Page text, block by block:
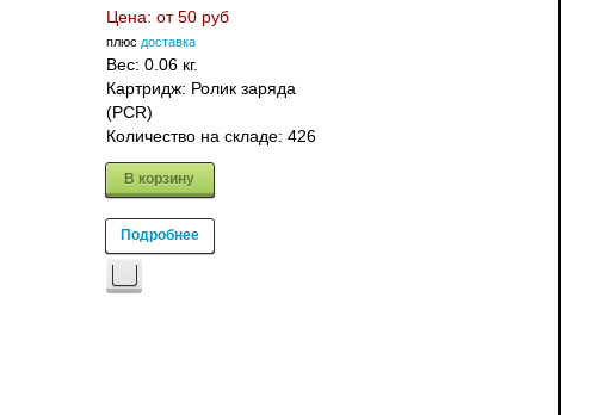
Цена: от 50 руб
плюс доставка
Вес: 0.06 кг.
Картридж: Ролик заряда
(PCR)
Количество на складе: 426
В корзину
Подробнее